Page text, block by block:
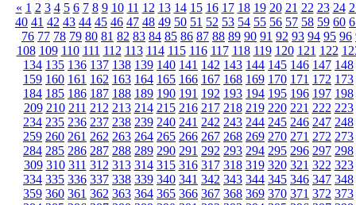
« 1 2 3 4 5 6 7 8 9 10 11 12 13 14 15 16 17 18 19 20 21 22 23 24
40 41 42 43 44 45 46 47 48 49 50 51 52 53 54 55 56 57 58 59 60
76 77 78 79 80 81 82 83 84 85 86 87 88 89 90 91 92 93 94 95 96
108 109 110 111 112 113 114 115 116 117 118 119 120 121 122
134 135 136 137 138 139 140 141 142 143 144 145 146 147 148
159 160 161 162 163 164 165 166 167 168 169 170 171 172 173
184 185 186 187 188 189 190 191 192 193 194 195 196 197 198
209 210 211 212 213 214 215 216 217 218 219 220 221 222 223
234 235 236 237 238 239 240 241 242 243 244 245 246 247 248
259 260 261 262 263 264 265 266 267 268 269 270 271 272 273
284 285 286 287 288 289 290 291 292 293 294 295 296 297 298
309 310 311 312 313 314 315 316 317 318 319 320 321 322 323
334 335 336 337 338 339 340 341 342 343 344 345 346 347 348
359 360 361 362 363 364 365 366 367 368 369 370 371 372 373